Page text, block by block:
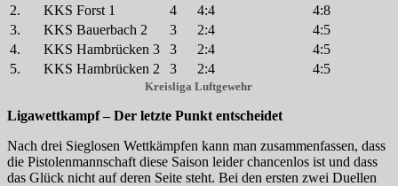
2.
KKS Forst 1 4 4:4
4:8
3.
KKS Bauerbach 2 3 2:4
4:5
4.
KKS Hambrücken 3 3 2:4
4:5
5.
KKS Hambrücken 2 3 2:4 4:5
Kreisliga Luftgewehr
Ligawettkampf – Der letzte Punkt entscheidet
Nach drei Sieglosen Wettkämpfen kann man zusammenfassen, dass
die Pistolenmannschaft diese Saison leider chancenlos ist und dass
das Glück nicht auf deren Seite steht. Bei den ersten zwei Duellen